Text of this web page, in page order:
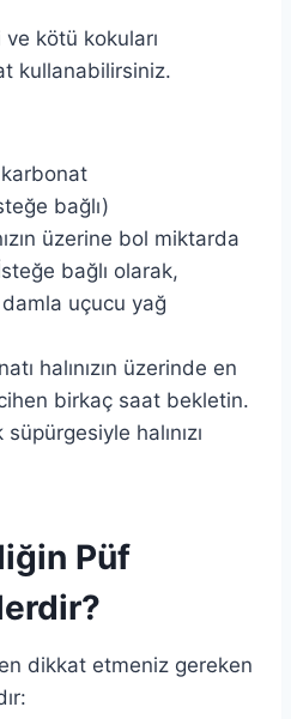
ve kötü kokuları
kullanabilirsiniz.
bağlı)
üzerine bol miktarda
bağlı olarak,
uçucu yağ
halınızın üzerinde en
birkaç saat bekletin.
halınızı
Püf
dikkat etmeniz gereken